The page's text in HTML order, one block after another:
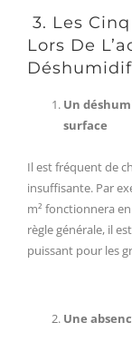
3. Les
Lors De
Un
surface
Il est fréquent de
insuffisante. Par
m² fonctionnera
règle générale, il
puissant pour les
Une